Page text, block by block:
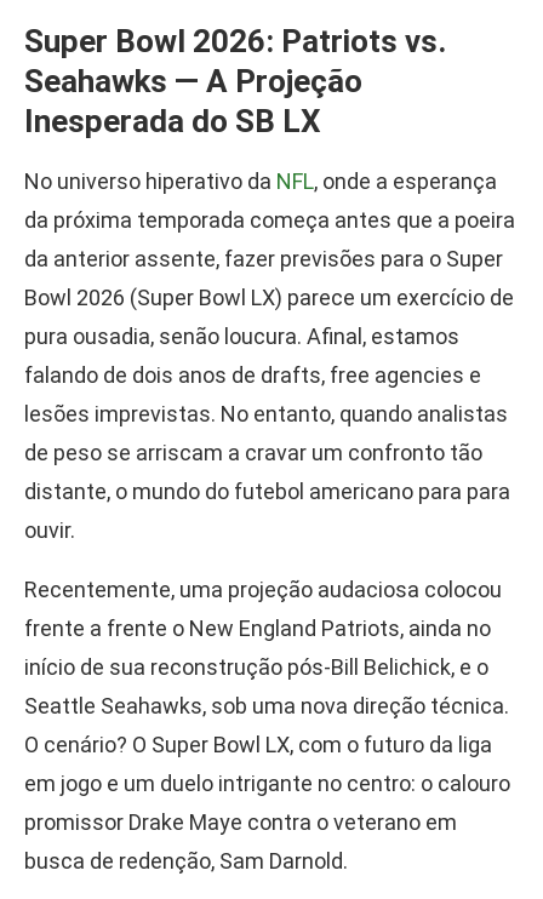
Super Bowl 2026: Patriots vs.
Seahawks — A Projeção
Inesperada do SB LX
No universo hiperativo da NFL, onde a esperança
da próxima temporada começa antes que a poeira
da anterior assente, fazer previsões para o Super
Bowl 2026 (Super Bowl LX) parece um exercício de
pura ousadia, senão loucura. Afinal, estamos
falando de dois anos de drafts, free agencies e
lesões imprevistas. No entanto, quando analistas
de peso se arriscam a cravar um confronto tão
distante, o mundo do futebol americano para para
ouvir.
Recentemente, uma projeção audaciosa colocou
frente a frente o New England Patriots, ainda no
início de sua reconstrução pós-Bill Belichick, e o
Seattle Seahawks, sob uma nova direção técnica.
O cenário? O Super Bowl LX, com o futuro da liga
em jogo e um duelo intrigante no centro: o calouro
promissor Drake Maye contra o veterano em
busca de redenção, Sam Darnold.